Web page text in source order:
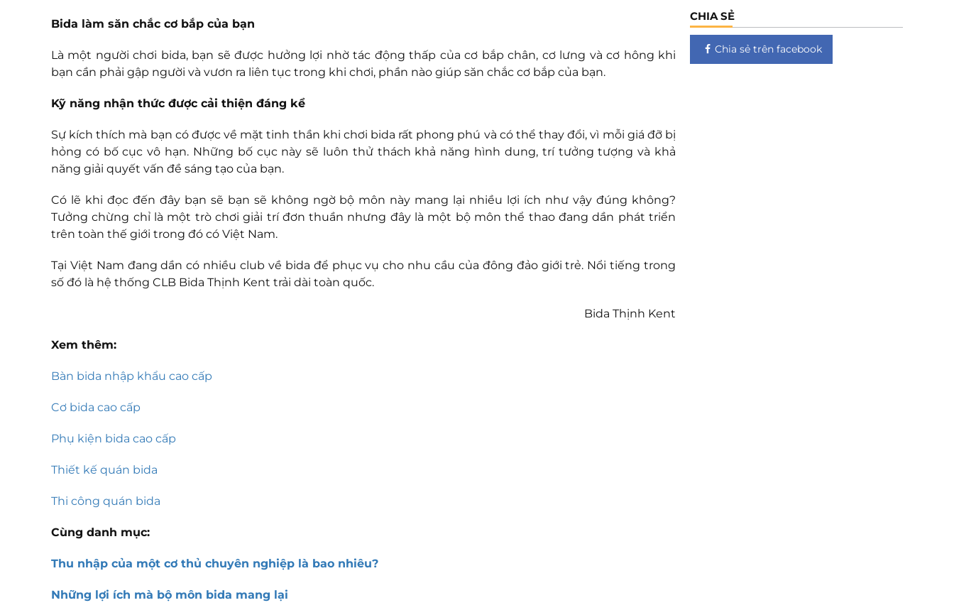
Bida làm săn chắc cơ bắp của bạn
Là một người chơi bida, bạn sẽ được hưởng lợi nhờ tác động thấp của cơ bắp chân, cơ lưng và cơ hông khi
bạn cần phải gập người và vươn ra liên tục trong khi chơi, phần nào giúp săn chắc cơ bắp của bạn.
Kỹ năng nhận thức được cải thiện đáng kể
Sự kích thích mà bạn có được về mặt tinh thần khi chơi bida rất phong phú và có thể thay đổi, vì mỗi giá đỡ bị
hỏng có bố cục vô hạn. Những bố cục này sẽ luôn thử thách khả năng hình dung, trí tưởng tượng và khả
năng giải quyết vấn đề sáng tạo của bạn.
Có lẽ khi đọc đến đây bạn sẽ bạn sẽ không ngờ bộ môn này mang lại nhiều lợi ích như vậy đúng không?
Tưởng chừng chỉ là một trò chơi giải trí đơn thuần nhưng đây là một bộ môn thể thao đang dần phát triển
trên toàn thế giới trong đó có Việt Nam.
Tại Việt Nam đang dần có nhiều club về bida để phục vụ cho nhu cầu của đông đảo giới trẻ. Nổi tiếng trong
số đó là hệ thống CLB Bida Thịnh Kent trải dài toàn quốc.
Bida Thịnh Kent
Xem thêm:
Bàn bida nhập khẩu cao cấp
Cơ bida cao cấp
Phụ kiện bida cao cấp
Thiết kế quán bida
Thi công quán bida
Cùng danh mục:
Thu nhập của một cơ thủ chuyên nghiệp là bao nhiêu?
Những lợi ích mà bộ môn bida mang lại
CHIA SẺ
Chia sẻ trên facebook